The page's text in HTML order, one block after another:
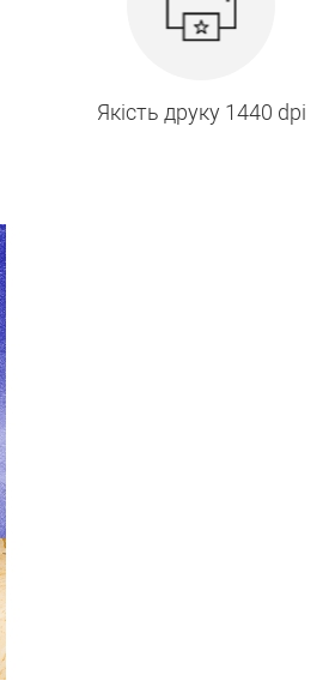
Якість друку 1440 dpi